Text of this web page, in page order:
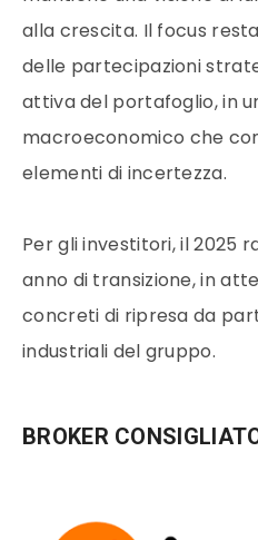
alla crescita. Il focus
delle partecipazioni
attiva del portafoglio, in
macroeconomico che
elementi di incertezza.
Per gli investitori, il 2025
anno di transizione, in
concreti di ripresa da
industriali del gruppo.
BROKER